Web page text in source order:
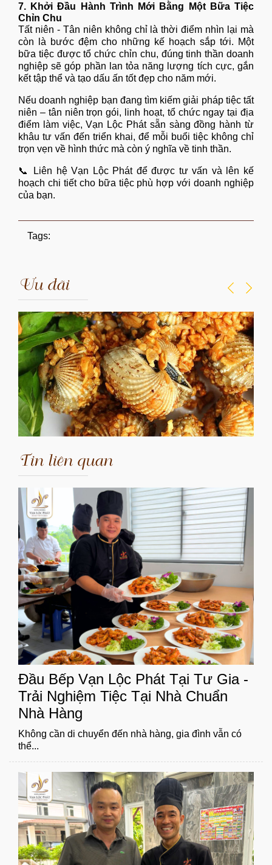
7. Khởi Đầu Hành Trình Mới Bằng Một Bữa Tiệc
Chỉn Chu
Tất niên - Tân niên không chỉ là thời điểm nhìn lại mà
còn là bước đệm cho những kế hoạch sắp tới. Một
bữa tiệc được tổ chức chỉn chu, đúng tinh thần doanh
nghiệp sẽ góp phần lan tỏa năng lượng tích cực, gắn
kết tập thể và tạo dấu ấn tốt đẹp cho năm mới.
Nếu doanh nghiệp bạn đang tìm kiếm giải pháp tiệc tất
niên – tân niên trọn gói, linh hoạt, tổ chức ngay tại địa
điểm làm việc, Vạn Lộc Phát sẵn sàng đồng hành từ
khâu tư vấn đến triển khai, để mỗi buổi tiệc không chỉ
trọn vẹn về hình thức mà còn ý nghĩa về tinh thần.
📞 Liên hệVạn Lộc Phátđể được tư vấn và lên kế
hoạch chi tiết cho bữa tiệc phù hợp với doanh nghiệp
của bạn.
Tags:
Ưu đãi
Tin liên quan
Đầu Bếp Vạn Lộc Phát Tại Tư Gia -
Trải Nghiệm Tiệc Tại Nhà Chuẩn
Nhà Hàng
Không cần di chuyển đến nhà hàng, gia đình vẫn có
thể...